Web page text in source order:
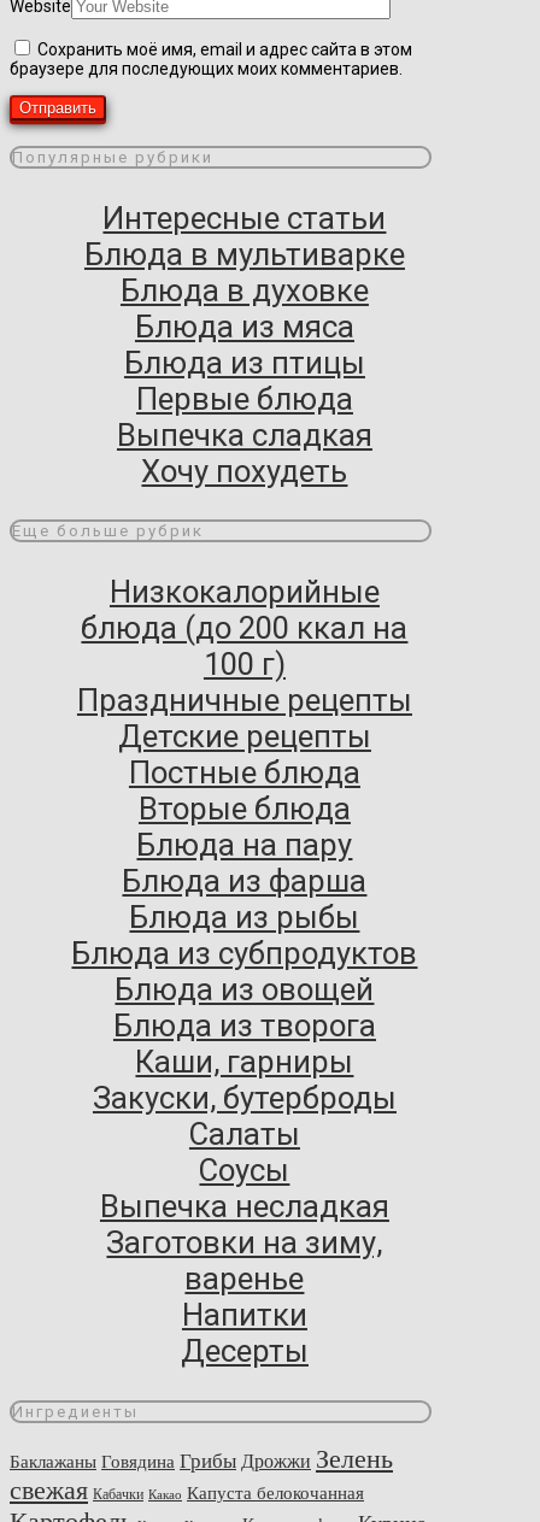
Website
Сохранить моё имя, email и адрес сайта в этом
браузере для последующих моих комментариев.
Популярные рубрики
Интересные статьи
Блюда в мультиварке
Блюда в духовке
Блюда из мяса
Блюда из птицы
Первые блюда
Выпечка сладкая
Хочу похудеть
Еще больше рубрик
Низкокалорийные
блюда (до 200 ккал на
100 г)
Праздничные рецепты
Детские рецепты
Постные блюда
Вторые блюда
Блюда на пару
Блюда из фарша
Блюда из рыбы
Блюда из субпродуктов
Блюда из овощей
Блюда из творога
Каши, гарниры
Закуски, бутерброды
Салаты
Соусы
Выпечка несладкая
Заготовки на зиму,
варенье
Напитки
Десерты
Ингредиенты
Баклажаны Говядина Грибы Дрожжи Зелень
свежая Кабачки Какао Капуста белокочанная